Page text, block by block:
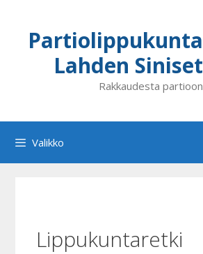
Partiolippukunta
Lahden Siniset
Rakkaudesta partioon
Valikko
Lippukuntaretki